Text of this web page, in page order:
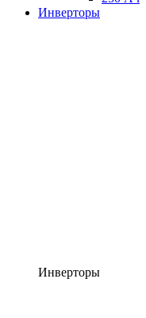
Инверторы
Инверторы